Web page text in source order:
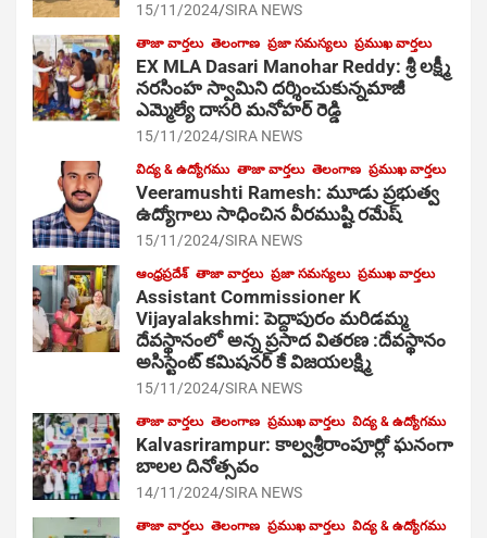
15/11/2024 SIRA NEWS
తాజా వార్తలు తెలంగాణ ప్రజా సమస్యలు ప్రముఖ వార్తలు
EX MLA Dasari Manohar Reddy: శ్రీ లక్ష్మీ
నరసింహ స్వామిని దర్శించుకున్నమాజీ
ఎమ్మెల్యే దాసరి మనోహర్ రెడ్డి
15/11/2024 SIRA NEWS
విద్య & ఉద్యోగము తాజా వార్తలు తెలంగాణ ప్రముఖ వార్తలు
Veeramushti Ramesh: మూడు ప్రభుత్వ
ఉద్యోగాలు సాధించిన వీరముష్టి రమేష్
15/11/2024 SIRA NEWS
ఆంధ్రప్రదేశ్ తాజా వార్తలు ప్రజా సమస్యలు ప్రముఖ వార్తలు
Assistant Commissioner K
Vijayalakshmi: పెద్దాపురం మరిడమ్మ
దేవస్థానంలో అన్న ప్రసాద వితరణ :దేవస్థానం
అసిస్టెంట్ కమిషనర్ కే విజయలక్ష్మి
15/11/2024 SIRA NEWS
తాజా వార్తలు తెలంగాణ ప్రముఖ వార్తలు విద్య & ఉద్యోగము
Kalvasrirampur: కాల్వశ్రీరాంపూర్లో ఘనంగా
బాలల దినోత్సవం
14/11/2024 SIRA NEWS
తాజా వార్తలు తెలంగాణ ప్రముఖ వార్తలు విద్య & ఉద్యోగము